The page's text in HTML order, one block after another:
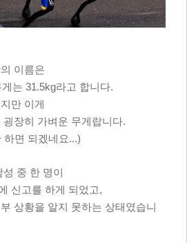
이름은
는 31.5kg라고 합니다.
만 이게
장히 가벼운 무게랍니다.
하면 되겠네요...)
중 한 명이
신고를 하게 되었고,
상황을 알지 못하는 상태였습니